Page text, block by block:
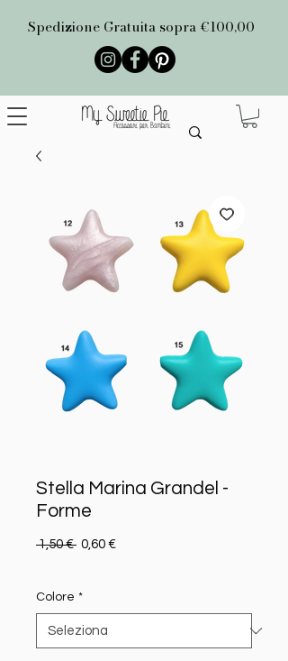
Spedizione Gratuita sopra €100,00
Stella Marina Grandel -
Forme
1,50 € Prezzo regolare
0,60 €Prezzo scontato
Colore *